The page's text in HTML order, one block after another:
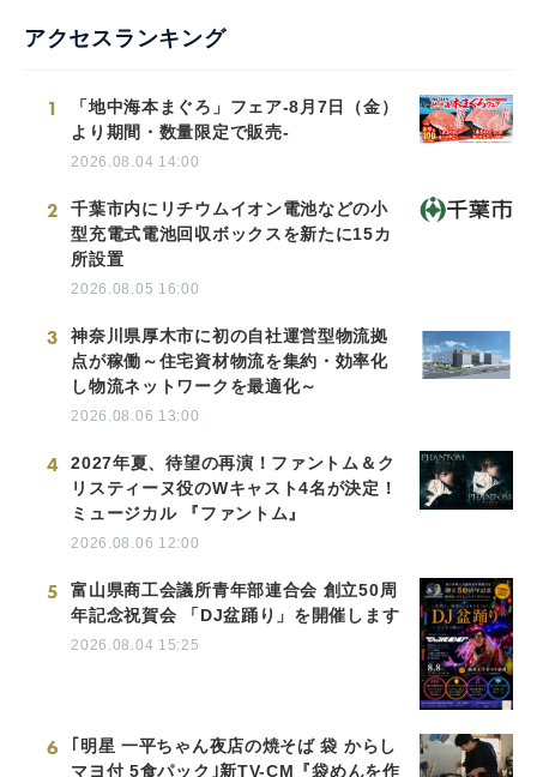
アクセスランキング
1
「地中海本まぐろ」フェア-8月7日（金）
より期間・数量限定で販売-
2026.08.04 14:00
2
千葉市内にリチウムイオン電池などの小
型充電式電池回収ボックスを新たに15カ
所設置
2026.08.05 16:00
3
神奈川県厚木市に初の自社運営型物流拠
点が稼働～住宅資材物流を集約・効率化
し物流ネットワークを最適化～
2026.08.06 13:00
4
2027年夏、待望の再演！ファントム＆ク
リスティーヌ役のWキャスト4名が決定！
ミュージカル 『ファントム』
2026.08.06 12:00
5
富山県商工会議所青年部連合会 創立50周
年記念祝賀会 「DJ盆踊り」を開催します
2026.08.04 15:25
6
｢明星 一平ちゃん夜店の焼そば 袋 からし
マヨ付 5食パック｣新TV-CM『袋めんを作